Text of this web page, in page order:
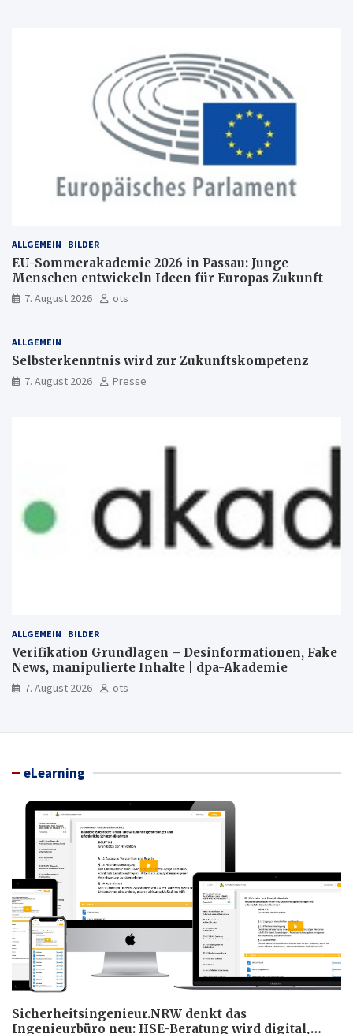
ALLGEMEIN BILDER
EU-Sommerakademie 2026 in Passau: Junge
Menschen entwickeln Ideen für Europas Zukunft
7. August 2026 ots
ALLGEMEIN
Selbsterkenntnis wird zur Zukunftskompetenz
7. August 2026 Presse
ALLGEMEIN BILDER
Verifikation Grundlagen – Desinformationen, Fake
News, manipulierte Inhalte | dpa-Akademie
7. August 2026 ots
eLearning
Sicherheitsingenieur.NRW denkt das
Ingenieurbüro neu: HSE-Beratung wird digital,